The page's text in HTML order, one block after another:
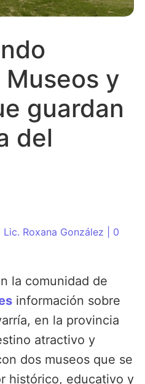
Museos y
guardan
del
Lic. Roxana González
| 0
la comunidad de
información sobre
en la provincia
atractivo y
dos museos que se
histórico, educativo y